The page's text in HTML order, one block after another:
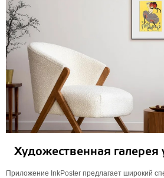
Художественная галерея
Приложение InkPoster предлагает широкий